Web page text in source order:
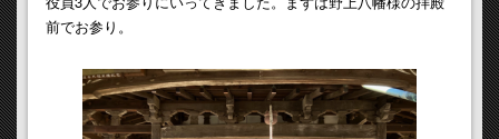
前でお参り。